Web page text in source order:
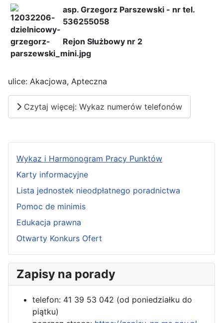
asp. Grzegorz Parszewski - nr tel.
536255058
Rejon Służbowy nr 2
ulice: Akacjowa, Apteczna
Czytaj więcej: Wykaz numerów telefonów
Wykaz i Harmonogram Pracy Punktów
Karty informacyjne
Lista jednostek nieodpłatnego poradnictwa
Pomoc de minimis
Edukacja prawna
Otwarty Konkurs Ofert
Zapisy na porady
telefon: 41 39 53 042 (od poniedziałku do
piątku)